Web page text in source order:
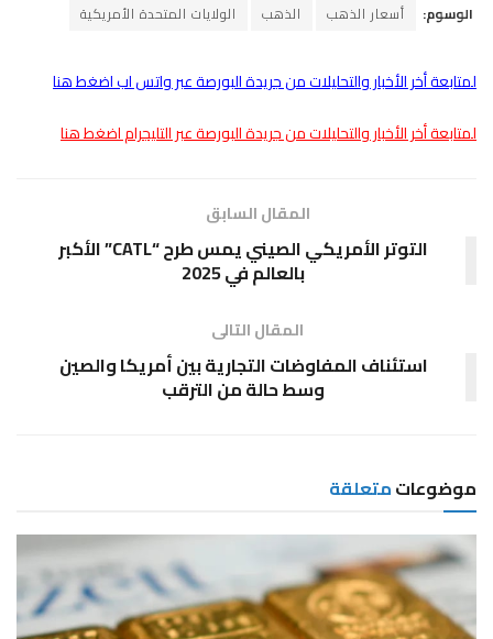
الوسوم: أسعار الذهب الذهب الولايات المتحدة الأمريكية
لمتابعة أخر الأخبار والتحليلات من جريدة البورصة عبر واتس اب اضغط هنا
لمتابعة أخر الأخبار والتحليلات من جريدة البورصة عبر التليجرام اضغط هنا
المقال السابق
التوتر الأمريكي الصيني يمس طرح “CATL” الأكبر
بالعالم في 2025
المقال التالى
استئناف المفاوضات التجارية بين أمريكا والصين
وسط حالة من الترقب
موضوعاتمتعلقة